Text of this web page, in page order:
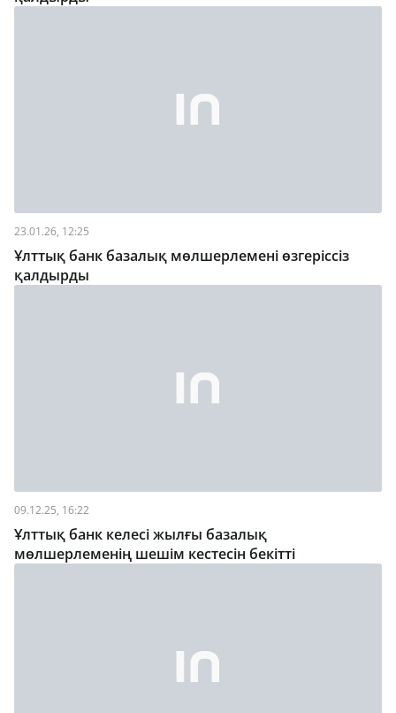
23.01.26, 12:25
Ұлттық банк базалық мөлшерлемені өзгеріссіз
қалдырды
09.12.25, 16:22
Ұлттық банк келесі жылғы базалық
мөлшерлеменің шешім кестесін бекітті